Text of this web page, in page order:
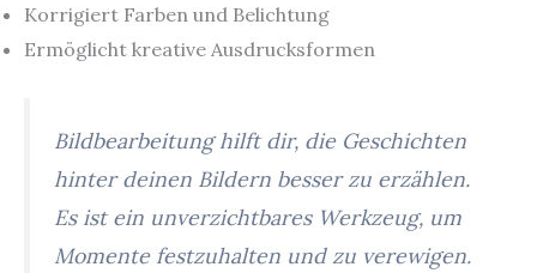
Korrigiert Farben und Belichtung
Ermöglicht kreative Ausdrucksformen
Bildbearbeitung hilft dir, die Geschichten
hinter deinen Bildern besser zu erzählen.
Es ist ein unverzichtbares Werkzeug, um
Momente festzuhalten und zu verewigen.